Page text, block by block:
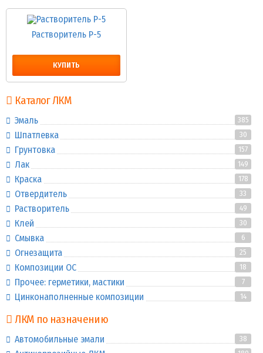
Растворитель Р-5
КУПИТЬ
Каталог ЛКМ
Эмаль 385
Шпатлевка 30
Грунтовка 157
Лак 149
Краска 178
Отвердитель 33
Растворитель 49
Клей 30
Смывка 6
Огнезащита 25
Композиции ОС 18
Прочее: герметики, мастики 7
Цинконаполненные композиции 14
ЛКМ по назначению
Автомобильные эмали 38